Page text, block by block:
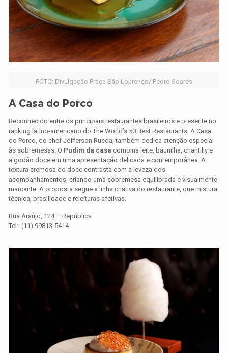
FOTO: Divulgação Praça São Lourenço/ Pedro Soares
A Casa do Porco
Reconhecido entre os principais restaurantes brasileiros e presente no
ranking latino-americano do The World’s 50 Best Restaurants, A Casa
do Porco, do chef Jefferson Rueda, também dedica atenção especial
às sobremesas. O Pudim da casa combina leite, baunilha, chantilly e
algodão doce em uma apresentação delicada e contemporânea. A
textura cremosa do doce contrasta com a leveza dos
acompanhamentos, criando uma sobremesa equilibrada e visualmente
marcante. A proposta segue a linha criativa do restaurante, que mistura
técnica, brasilidade e releituras afetivas.
Rua Araújo, 124 – República
Tel.: (11) 99813-5414